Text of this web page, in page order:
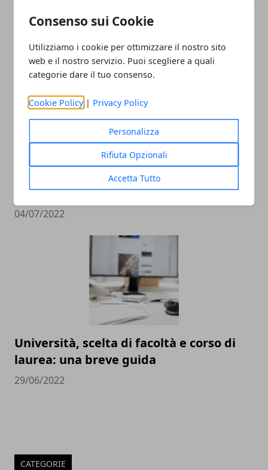
Consenso sui Cookie
Utilizziamo i cookie per ottimizzare il nostro sito
web e il nostro servizio. Puoi scegliere a quali
categorie dare il tuo consenso.
Cookie Policy | Privacy Policy
Personalizza
Rifiuta Opzionali
Accetta Tutto
descrive una realtà dolorosa
14/11/2023
La melagrana: un Superfood dalle
proprietà sorprendenti
04/07/2022
Università, scelta di facoltà e corso di
laurea: una breve guida
29/06/2022
CATEGORIE